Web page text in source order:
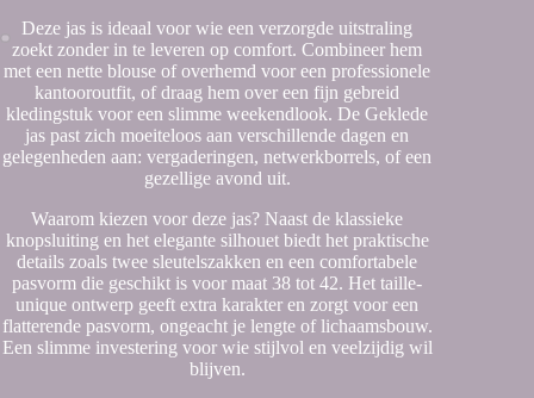
Deze jas is ideaal voor wie een verzorgde uitstraling
zoekt zonder in te leveren op comfort. Combineer hem
met een nette blouse of overhemd voor een professionele
kantooroutfit, of draag hem over een fijn gebreid
kledingstuk voor een slimme weekendlook. De Geklede
jas past zich moeiteloos aan verschillende dagen en
gelegenheden aan: vergaderingen, netwerkborrels, of een
gezellige avond uit.
Waarom kiezen voor deze jas? Naast de klassieke
knopsluiting en het elegante silhouet biedt het praktische
details zoals twee sleutelszakken en een comfortabele
pasvorm die geschikt is voor maat 38 tot 42. Het taille-
unique ontwerp geeft extra karakter en zorgt voor een
flatterende pasvorm, ongeacht je lengte of lichaamsbouw.
Een slimme investering voor wie stijlvol en veelzijdig wil
blijven.